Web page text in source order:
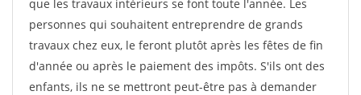
que les travaux intérieurs se font toute l'année. Les
personnes qui souhaitent entreprendre de grands
travaux chez eux, le feront plutôt après les fêtes de fin
d'année ou après le paiement des impôts. S'ils ont des
enfants, ils ne se mettront peut-être pas à demander